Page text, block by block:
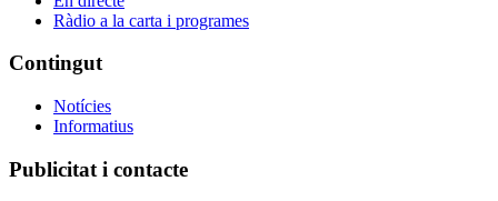
Ràdio a la carta i programes
Contingut
Notícies
Informatius
Publicitat i contacte